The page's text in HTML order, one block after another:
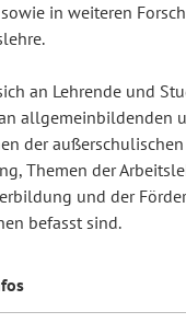
sowie in weiteren
an Lehrende und
allgemeinbildenden
der
Themen der
und der
befasst sind.